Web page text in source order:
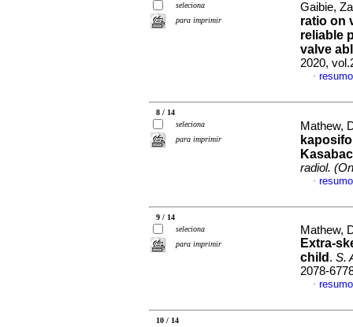
seleciona
para imprimir
Gaibie,
ratio on
reliable
valve
2020,
·
8 / 14
seleciona
para imprimir
Mathew,
radiol.
·
9 / 14
seleciona
para imprimir
Mathew,
Extra-
child . S.
2078-
·
10 / 14